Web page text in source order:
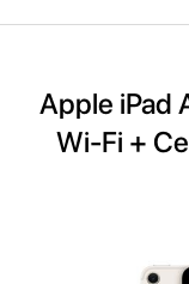
Apple iPad
Wi-Fi +